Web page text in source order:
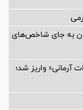
به جای شاخص‌های
آرمانی» واریز شد؛